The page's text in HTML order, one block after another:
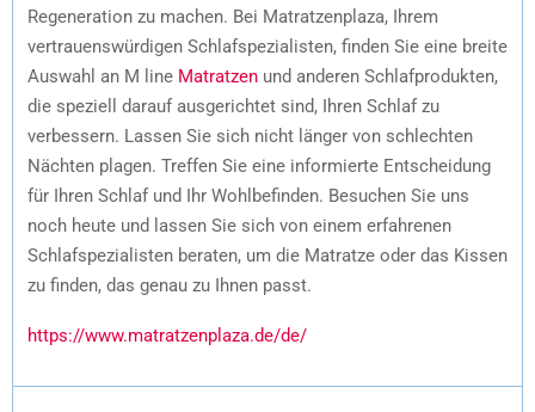
Regeneration zu machen. Bei Matratzenplaza, Ihrem
vertrauenswürdigen Schlafspezialisten, finden Sie eine breite
Auswahl an M line Matratzen und anderen Schlafprodukten,
die speziell darauf ausgerichtet sind, Ihren Schlaf zu
verbessern. Lassen Sie sich nicht länger von schlechten
Nächten plagen. Treffen Sie eine informierte Entscheidung
für Ihren Schlaf und Ihr Wohlbefinden. Besuchen Sie uns
noch heute und lassen Sie sich von einem erfahrenen
Schlafspezialisten beraten, um die Matratze oder das Kissen
zu finden, das genau zu Ihnen passt.
https://www.matratzenplaza.de/de/